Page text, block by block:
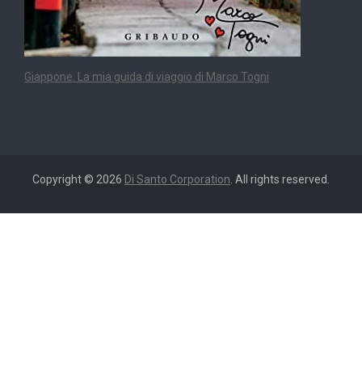
Giappone. La mia guida di viaggio di Marco Togni
Copyright © 2026 Di Santo Corporation. All rights reserved.